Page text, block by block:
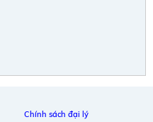
Chính sách đại lý